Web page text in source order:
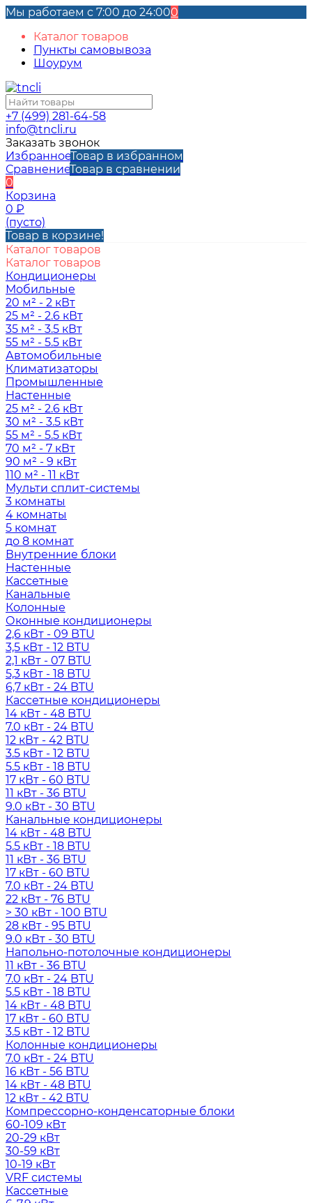
Мы работаем с 7:00 до 24:000
Каталог товаров
Пункты самовывоза
Шоурум
+7 (499) 281-64-58
info@tncli.ru
Заказать звонок
ИзбранноеТовар в избранном
СравнениеТовар в сравнении
0
Корзина
0 ₽
(пусто)
Товар в корзине!
Каталог товаров
Каталог товаров
Кондиционеры
Мобильные
20 м² - 2 кВт
25 м² - 2.6 кВт
35 м² - 3.5 кВт
55 м² - 5.5 кВт
Автомобильные
Климатизаторы
Промышленные
Настенные
25 м² - 2.6 кВт
30 м² - 3.5 кВт
55 м² - 5.5 кВт
70 м² - 7 кВт
90 м² - 9 кВт
110 м² - 11 кВт
Мульти сплит-системы
3 комнаты
4 комнаты
5 комнат
до 8 комнат
Внутренние блоки
Настенные
Кассетные
Канальные
Колонные
Оконные кондиционеры
2,6 кВт - 09 BTU
3,5 кВт - 12 BTU
2,1 кВт - 07 BTU
5,3 кВт - 18 BTU
6,7 кВт - 24 BTU
Кассетные кондиционеры
14 кВт - 48 BTU
7.0 кВт - 24 BTU
12 кВт - 42 BTU
3.5 кВт - 12 BTU
5.5 кВт - 18 BTU
17 кВт - 60 BTU
11 кВт - 36 BTU
9.0 кВт - 30 BTU
Канальные кондиционеры
14 кВт - 48 BTU
5.5 кВт - 18 BTU
11 кВт - 36 BTU
17 кВт - 60 BTU
7.0 кВт - 24 BTU
22 кВт - 76 BTU
> 30 кВт - 100 BTU
28 кВт - 95 BTU
9.0 кВт - 30 BTU
Напольно-потолочные кондиционеры
11 кВт - 36 BTU
7.0 кВт - 24 BTU
5.5 кВт - 18 BTU
14 кВт - 48 BTU
17 кВт - 60 BTU
3.5 кВт - 12 BTU
Колонные кондиционеры
7.0 кВт - 24 BTU
16 кВт - 56 BTU
14 кВт - 48 BTU
12 кВт - 42 BTU
Компрессорно-конденсаторные блоки
60-109 кВт
20-29 кВт
30-59 кВт
10-19 кВт
VRF системы
Кассетные